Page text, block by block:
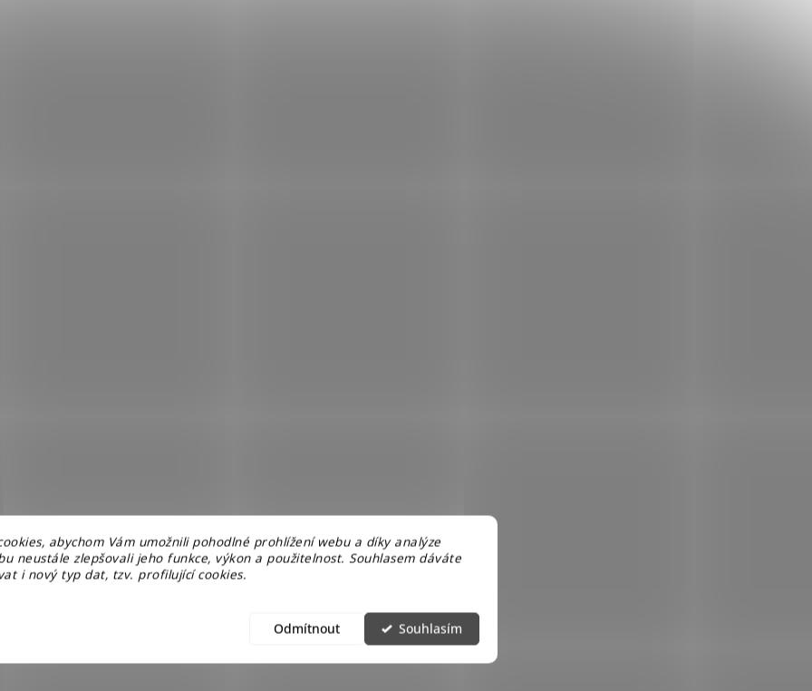
abychom Vám umožnili pohodlné prohlížení webu a díky analýze
neustále zlepšovali jeho funkce, výkon a použitelnost. Souhlasem dáváte
i nový typ dat, tzv. profilující cookies.
Odmítnout Souhlasím